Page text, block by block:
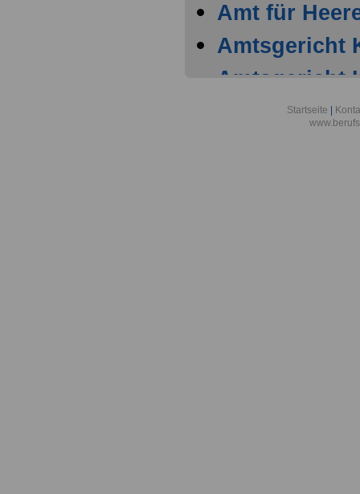
Amt für
Amtsgericht
Amtsgericht
Amtsgericht
Startseite